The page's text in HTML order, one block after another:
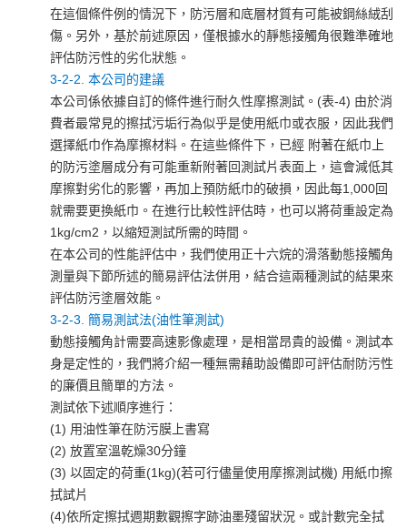
在這個條件例的情況下，防污層和底層材質有可能被鋼絲絨刮
傷。另外，基於前述原因，僅根據水的靜態接觸角很難準確地
評估防污性的劣化狀態。
3-2-2. 本公司的建議
本公司係依據自訂的條件進行耐久性摩擦測試。(表-4) 由於消
費者最常見的擦拭污垢行為似乎是使用紙巾或衣服，因此我們
選擇紙巾作為摩擦材料。在這些條件下，已經 附著在紙巾上
的防污塗層成分有可能重新附著回測試片表面上，這會減低其
摩擦對劣化的影響，再加上預防紙巾的破損，因此每1,000回
就需要更換紙巾。在進行比較性評估時，也可以將荷重設定為
1kg/cm2，以縮短測試所需的時間。
在本公司的性能評估中，我們使用正十六烷的滑落動態接觸角
測量與下節所述的簡易評估法併用，結合這兩種測試的結果來
評估防污塗層效能。
3-2-3. 簡易測試法(油性筆測試)
動態接觸角計需要高速影像處理，是相當昂貴的設備。測試本
身是定性的，我們將介紹一種無需藉助設備即可評估耐防污性
的廉價且簡單的方法。
測試依下述順序進行：
(1) 用油性筆在防污膜上書寫
(2) 放置室溫乾燥30分鐘
(3) 以固定的荷重(1kg)(若可行儘量使用摩擦測試機) 用紙巾擦
拭試片
(4)依所定擦拭週期數觀擦字跡油墨殘留狀況。或計數完全拭